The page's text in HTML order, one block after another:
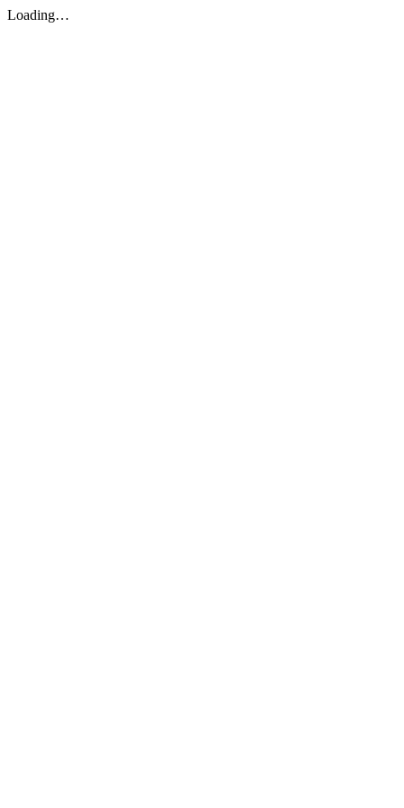
Loading…